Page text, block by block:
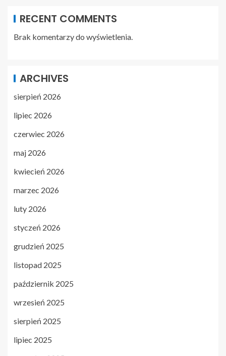
RECENT COMMENTS
Brak komentarzy do wyświetlenia.
ARCHIVES
sierpień 2026
lipiec 2026
czerwiec 2026
maj 2026
kwiecień 2026
marzec 2026
luty 2026
styczeń 2026
grudzień 2025
listopad 2025
październik 2025
wrzesień 2025
sierpień 2025
lipiec 2025